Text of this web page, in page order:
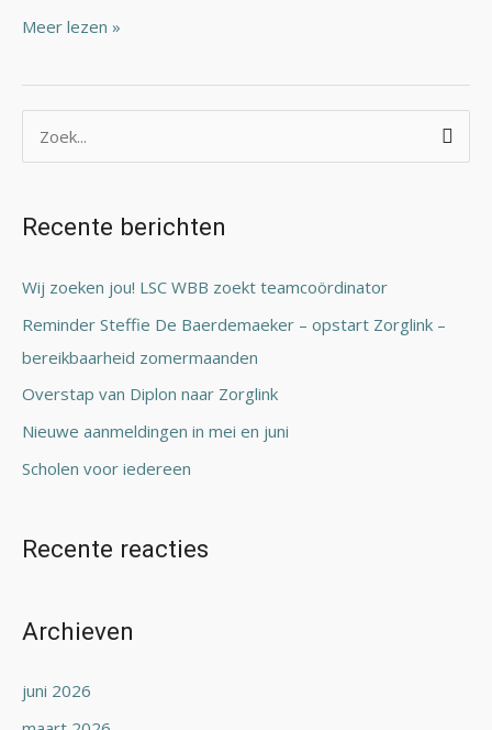
Meer lezen »
k
:
Recente berichten
Wij zoeken jou! LSC WBB zoekt teamcoördinator
Reminder Steffie De Baerdemaeker – opstart Zorglink –
bereikbaarheid zomermaanden
Overstap van Diplon naar Zorglink
Nieuwe aanmeldingen in mei en juni
Scholen voor iedereen
Recente reacties
Archieven
juni 2026